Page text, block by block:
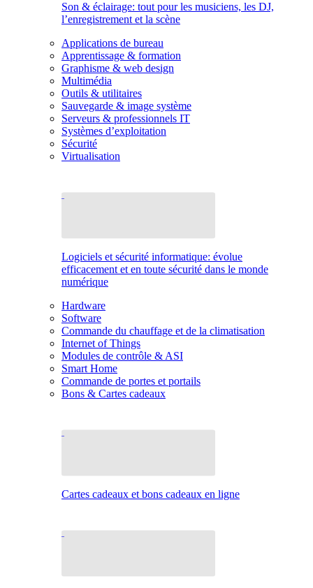
Son & éclairage: tout pour les musiciens, les DJ,
l’enregistrement et la scène
Applications de bureau
Apprentissage & formation
Graphisme & web design
Multimédia
Outils & utilitaires
Sauvegarde & image système
Serveurs & professionnels IT
Systèmes d’exploitation
Sécurité
Virtualisation
Logiciels et sécurité informatique: évolue
efficacement et en toute sécurité dans le monde
numérique
Hardware
Software
Commande du chauffage et de la climatisation
Internet of Things
Modules de contrôle & ASI
Smart Home
Commande de portes et portails
Bons & Cartes cadeaux
Cartes cadeaux et bons cadeaux en ligne